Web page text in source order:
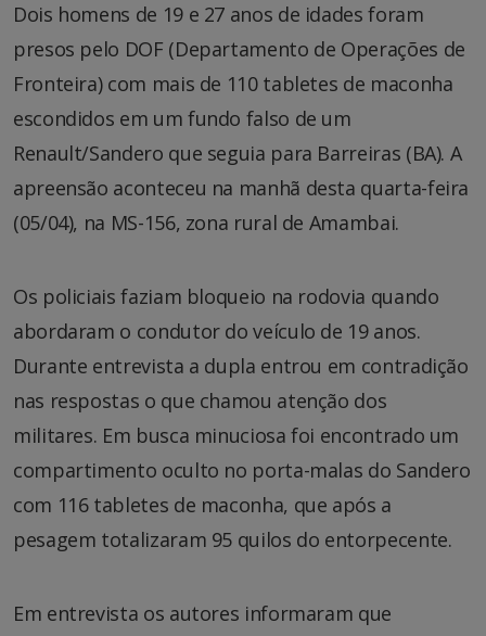
Dois homens de 19 e 27 anos de idades foram
presos pelo DOF (Departamento de Operações de
Fronteira) com mais de 110 tabletes de maconha
escondidos em um fundo falso de um
Renault/Sandero que seguia para Barreiras (BA). A
apreensão aconteceu na manhã desta quarta-feira
(05/04), na MS-156, zona rural de Amambai.
Os policiais faziam bloqueio na rodovia quando
abordaram o condutor do veículo de 19 anos.
Durante entrevista a dupla entrou em contradição
nas respostas o que chamou atenção dos
militares. Em busca minuciosa foi encontrado um
compartimento oculto no porta-malas do Sandero
com 116 tabletes de maconha, que após a
pesagem totalizaram 95 quilos do entorpecente.
Em entrevista os autores informaram que